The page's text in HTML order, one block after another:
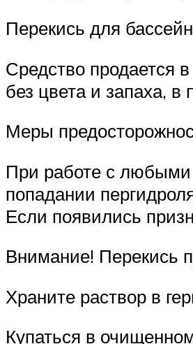
Перекись для
Средство продается
без цвета и запаха, в
Меры
При работе с любыми
попадании
Если появились
Внимание! Перекись
Храните раствор в
Купаться в